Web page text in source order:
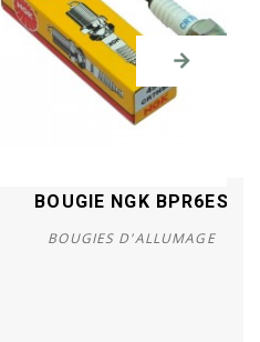
BOUGIE NGK BPR6ES
BOUGIES D'ALLUMAGE